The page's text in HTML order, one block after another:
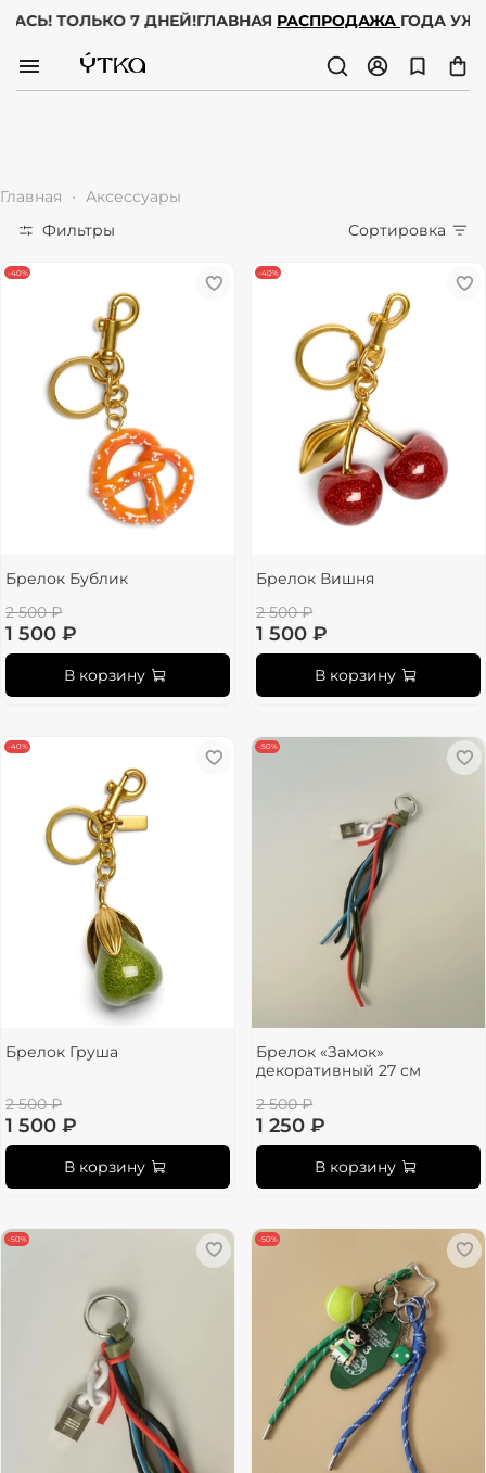
ТОЛЬКО 7 ДНЕЙ!ГЛАВНАЯРАСПРОДАЖАГОДА
Главная
Аксессуары
Фильтры
Сортировка
-40%
Брелок Бублик
2 500 ₽
1 500 ₽
В корзину
-40%
Брелок Вишня
2 500 ₽
1 500 ₽
В корзину
-40%
Брелок Груша
2 500 ₽
1 500 ₽
В корзину
-50%
Брелок «Замок»
декоративный 27 см
2 500 ₽
1 250 ₽
В корзину
-50% -50%